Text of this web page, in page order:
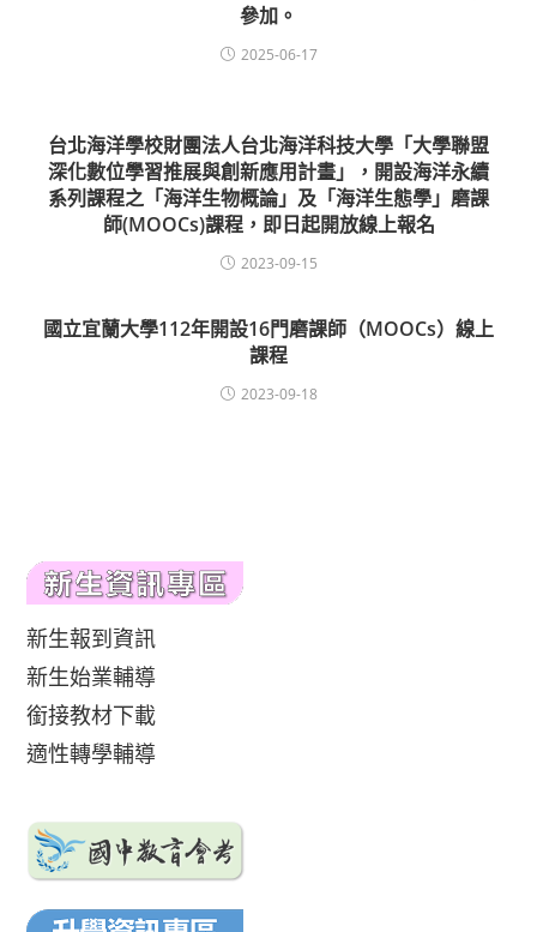
參加。
2025-06-17
台北海洋學校財團法人台北海洋科技大學「大學聯盟
深化數位學習推展與創新應用計畫」，開設海洋永續
系列課程之「海洋生物概論」及「海洋生態學」磨課
師(MOOCs)課程，即日起開放線上報名
2023-09-15
國立宜蘭大學112年開設16門磨課師（MOOCs）線上
課程
2023-09-18
新生報到資訊
新生始業輔導
銜接教材下載
適性轉學輔導